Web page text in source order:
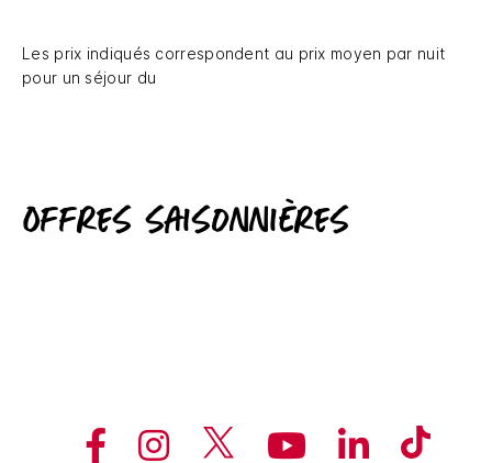
Les prix indiqués correspondent au prix moyen par nuit
pour un séjour du
Offres saisonnières